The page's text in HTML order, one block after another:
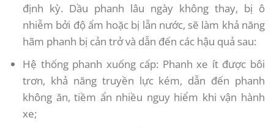
định kỳ. Dầu phanh lâu ngày không thay, bị ô
nhiễm bởi độ ẩm hoặc bị lẫn nước, sẽ làm khả năng
hãm phanh bị cản trở và dẫn đến các hậu quả sau:
Hệ thống phanh xuống cấp: Phanh xe ít được bôi
trơn, khả năng truyền lực kém, dẫn đến phanh
không ăn, tiềm ẩn nhiều nguy hiểm khi vận hành
xe;